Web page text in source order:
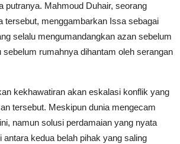
putranya. Mahmoud Duhair, seorang
tersebut, menggambarkan Issa sebagai
selalu mengumandangkan azan sebelum
sebelum rumahnya dihantam oleh serangan
kekhawatiran akan eskalasi konflik yang
tersebut. Meskipun dunia mengecam
namun solusi perdamaian yang nyata
antara kedua belah pihak yang saling